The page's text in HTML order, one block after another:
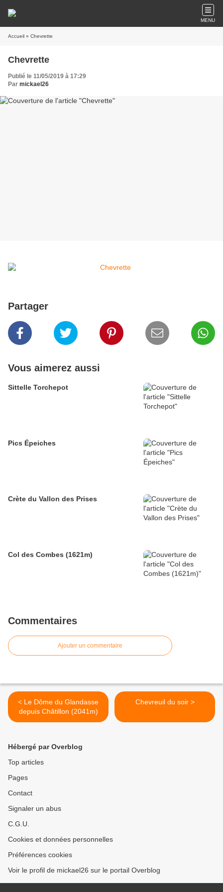
MENU
Accueil » Chevrette
Chevrette
Publié le 11/05/2019 à 17:29
Par mickael26
Partager
Vous aimerez aussi
Sittelle Torchepot
Pics Épeiches
Crète du Vallon des Prises
Col des Combes (1621m)
Commentaires
Ajouter un commentaire
< Le Dôme du Glandasse
depuis Châtillon (2041m)
Chevreuil du soir >
Hébergé par Overblog
Top articles
Pages
Contact
Signaler un abus
C.G.U.
Cookies et données personnelles
Préférences cookies
Voir le profil de mickael26 sur le portail Overblog